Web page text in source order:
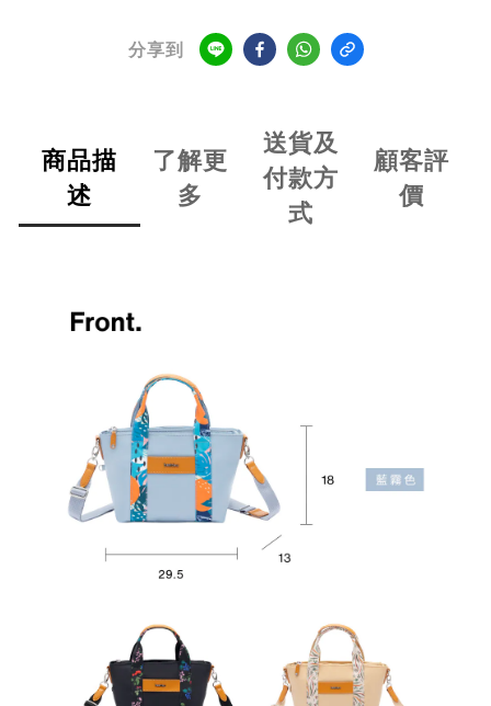
分享到
商品描
述
了解更
多
送貨及
付款方
式
顧客評
價